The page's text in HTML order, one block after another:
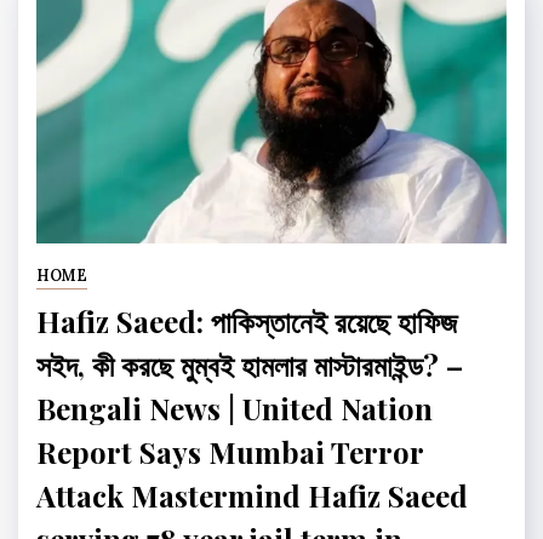
HOME
Hafiz Saeed: পাকিস্তানেই রয়েছে হাফিজ
সইদ, কী করছে মুম্বই হামলার মাস্টারমাইন্ড? –
Bengali News | United Nation
Report Says Mumbai Terror
Attack Mastermind Hafiz Saeed